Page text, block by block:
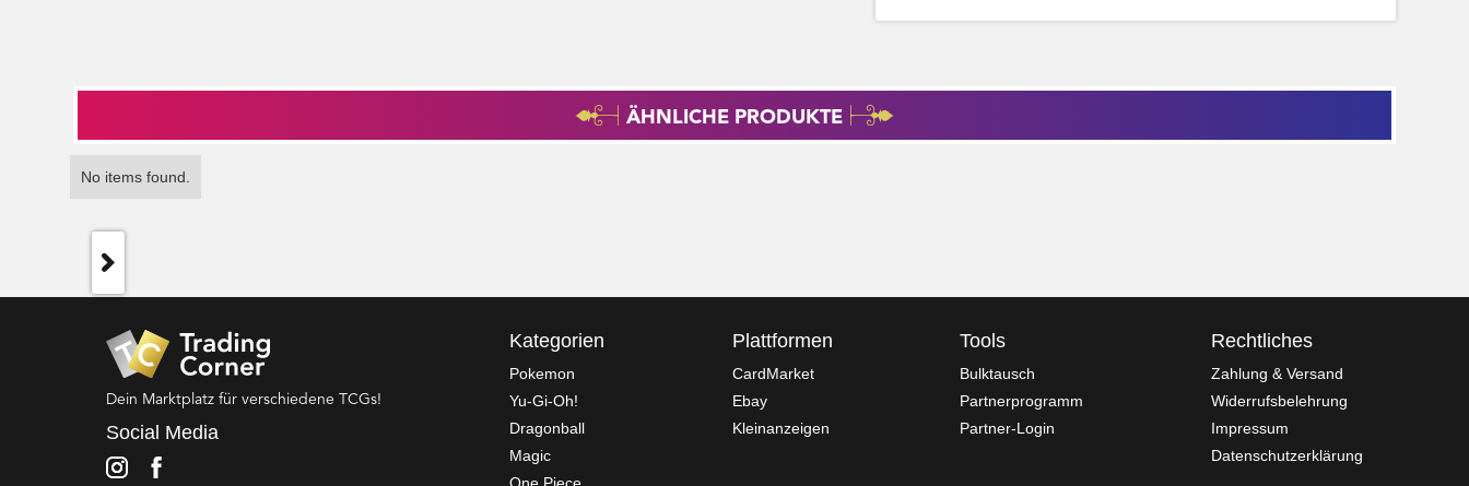
ÄHNLICHE PRODUKTE
No items found.
Dein Marktplatz für verschiedene TCGs!
Social Media
Kategorien
Pokemon
Yu-Gi-Oh!
Dragonball
Magic
One Piece
Plattformen
CardMarket
Ebay
Kleinanzeigen
Tools
Bulktausch
Partnerprogramm
Partner-Login
Rechtliches
Zahlung & Versand
Widerrufsbelehrung
Impressum
Datenschutzerklärung